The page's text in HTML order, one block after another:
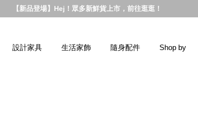
【新品登場】Hej！眾多新鮮貨上市，前往逛逛！
設計家具 生活家飾 隨身配件 Shop by